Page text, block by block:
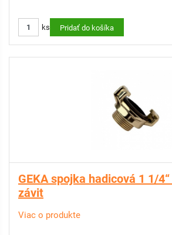
ks Pridať do košíka
GEKA spojka hadicová 1 1/
závit
Viac o produkte